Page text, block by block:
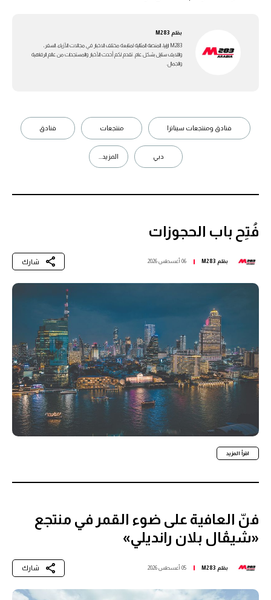
بقلم M283
M283 ارابيا، المنصة المثالية لمتابعة مختلف الاخبار في مجالات الأزياء، السفر،
واللايف ستايل بشكل عام. تقدم لكم أحدث الأخبار والمستجدات من عالم الرفاهية
والجمال.
فنادق ومنتجعات سيناترا منتجعات فنادق
دبي المزيد...
فُتِح باب الحجوزات
بقلم M283 06 أغسطس 2026 شارك
اقرأ المزيد
فنّ العافية على ضوء القمر في منتجع
«شيڤال بلان رانديلي»
بقلم M283 05 أغسطس 2026 شارك